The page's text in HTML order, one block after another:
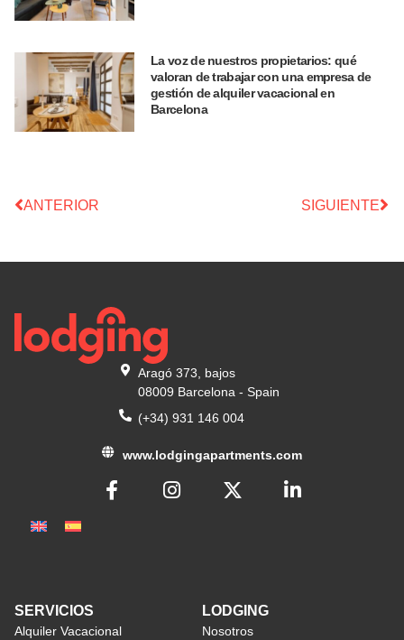
La voz de nuestros propietarios: qué
valoran de trabajar con una empresa de
gestión de alquiler vacacional en
Barcelona
ANTERIOR SIGUIENTE
Aragó 373, bajos
08009 Barcelona - Spain
(+34) 931 146 004
www.lodgingapartments.com
SERVICIOS
Alquiler Vacacional
LODGING
Nosotros